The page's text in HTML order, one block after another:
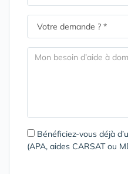
Bénéficiez-vous déjà
(APA, aides CARSAT ou